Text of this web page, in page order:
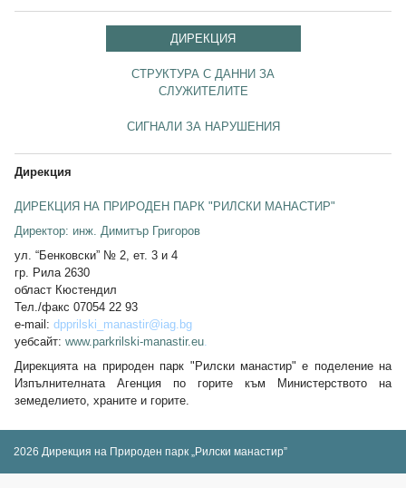
ДИРЕКЦИЯ
СТРУКТУРА С ДАННИ ЗА
СЛУЖИТЕЛИТЕ
СИГНАЛИ ЗА НАРУШЕНИЯ
Дирекция
ДИРЕКЦИЯ НА ПРИРОДЕН ПАРК "РИЛСКИ МАНАСТИР"
Директор: инж. Димитър Григоров
ул. “Бенковски” № 2, ет. 3 и 4
гр. Рила 2630
област Кюстендил
Тел./факс 07054 22 93
e-mail: dpprilski_manastir@iag.bg
уебсайт: www.parkrilski-manastir.eu.
Дирекцията на природен парк "Рилски манастир" е поделение на
Изпълнителната Агенция по горите към Министерството на
земеделието, храните и горите.
2026 Дирекция на Природен парк „Рилски манастир”